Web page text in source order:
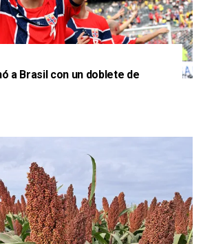
a Brasil con un doblete de